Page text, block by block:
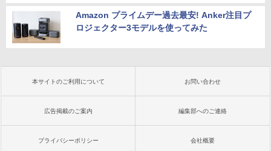
Amazon プライムデー過去最安! Anker注目プ
ロジェクター3モデルを使ってみた
本サイトのご利用について お問い合わせ
広告掲載のご案内 編集部へのご連絡
プライバシーポリシー 会社概要